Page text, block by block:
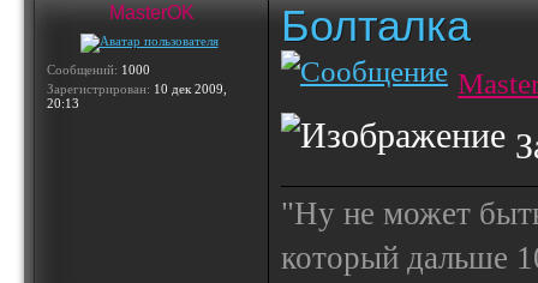
MasterOK
Сообщений: 1000
Зарегистрирован: 10 дек 2009,
20:13
Болталка
"Ну не может
который дальше